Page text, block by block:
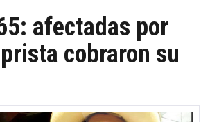
afectadas por
cobraron su